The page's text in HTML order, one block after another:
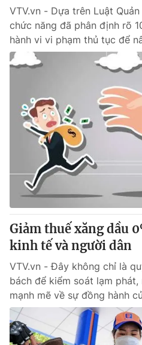
VTV.vn - Dựa trên Luật
chức năng đã phân định rõ
hành vi vi phạm thủ tục để
Giảm thuế xăng dầu
kinh tế và người dân
VTV.vn - Đây không chỉ là
bách để kiểm soát lạm
mạnh mẽ về sự đồng hành